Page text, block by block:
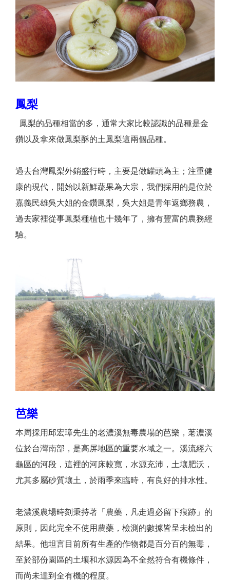
鳳梨
鳳梨的品種相當的多，通常大家比較認識的品種是金
鑽以及拿來做鳳梨酥的土鳳梨這兩個品種。
過去台灣鳳梨外銷盛行時，主要是做罐頭為主；注重健
康的現代，開始以新鮮蔬果為大宗，我們採用的是位於
嘉義民雄吳大姐的金鑽鳳梨，吳大姐是青年返鄉務農，
過去家裡從事鳳梨種植也十幾年了，擁有豐富的農務經
驗。
芭樂
本周採用邱宏璋先生的老濃溪無毒農場的芭樂，荖濃溪
位於台灣南部，是高屏地區的重要水域之一。溪流經六
龜區的河段，這裡的河床較寬，水源充沛，土壤肥沃，
尤其多屬砂質壤土，於雨季來臨時，有良好的排水性。
老濃溪農場時刻秉持著「農藥，凡走過必留下痕跡」的
原則，因此完全不使用農藥，檢測的數據皆呈未檢出的
結果。他坦言目前所有生產的作物都是百分百的無毒，
至於部份園區的土壤和水源因為不全然符合有機條件，
而尚未達到全有機的程度。